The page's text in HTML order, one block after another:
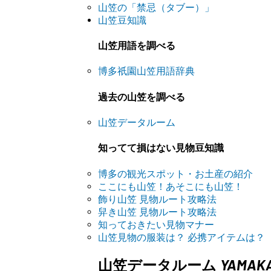
山笠の「禁忌（タブー）」
山笠豆知識
山笠用語を調べる
博多祇園山笠用語辞典
過去の山笠を調べる
山笠データルーム
知ってて損はない見物豆知識
博多の観光スポット・お土産の紹介
ここにも山笠！あそこにも山笠！
飾り山笠 見物ルート攻略法
舁き山笠 見物ルート攻略法
知っておきたい見物マナー
山笠見物の服装は？ 必携アイテムは？
山笠データルーム